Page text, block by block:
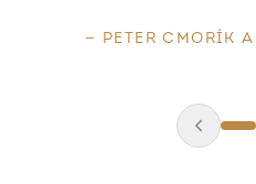
—BARBORA